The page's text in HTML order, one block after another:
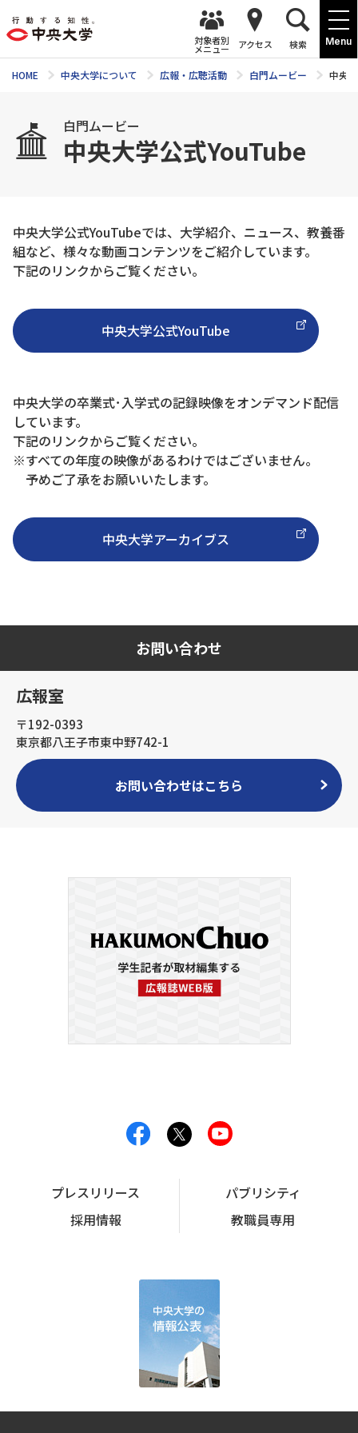
Menu
対象者別
メニュー アクセス 検索
HOME 中央大学について 広報・広聴活動 白門ムービー 中央
白門ムービー
中央大学公式YouTube
中央大学公式YouTubeでは、大学紹介、ニュース、教養番
組など、様々な動画コンテンツをご紹介しています。
下記のリンクからご覧ください。
中央大学公式YouTube
中央大学の卒業式･入学式の記録映像をオンデマンド配信
しています。
下記のリンクからご覧ください。
※すべての年度の映像があるわけではございません。
予めご了承をお願いいたします。
中央大学アーカイブス
お問い合わせ
広報室
〒192-0393
東京都八王子市東中野742-1
お問い合わせはこちら
プレスリリース
パブリシティ
採用情報
教職員専用